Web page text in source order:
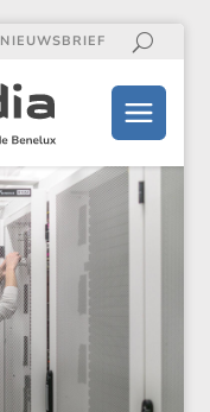
NIEUWSBRIEF